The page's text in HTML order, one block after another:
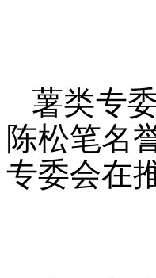
薯类专
陈松笔名
专委会在